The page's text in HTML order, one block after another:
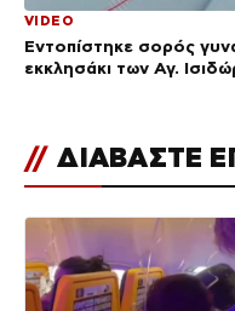
VIDEO
Εντοπίστηκε σορός
εκκλησάκι των Αγ.
// ΔΙΑΒΑΣΤΕ